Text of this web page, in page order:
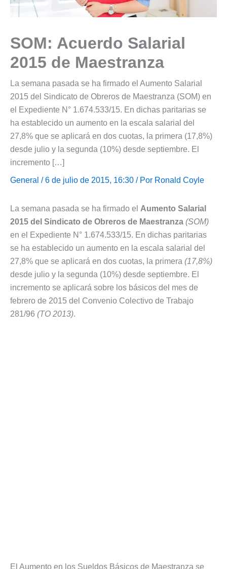
SOM: Acuerdo Salarial
2015 de Maestranza
La semana pasada se ha firmado el Aumento Salarial
2015 del Sindicato de Obreros de Maestranza (SOM) en
el Expediente N° 1.674.533/15. En dichas paritarias se
ha establecido un aumento en la escala salarial del
27,8% que se aplicará en dos cuotas, la primera (17,8%)
desde julio y la segunda (10%) desde septiembre. El
incremento […]
General / 6 de julio de 2015, 16:30 / Por Ronald Coyle
La semana pasada se ha firmado el Aumento Salarial
2015 del Sindicato de Obreros de Maestranza (SOM)
en el Expediente N° 1.674.533/15. En dichas paritarias
se ha establecido un aumento en la escala salarial del
27,8% que se aplicará en dos cuotas, la primera (17,8%)
desde julio y la segunda (10%) desde septiembre. El
incremento se aplicará sobre los básicos del mes de
febrero de 2015 del Convenio Colectivo de Trabajo
281/96 (TO 2013).
El Aumento en los Sueldos Básicos de Maestranza se